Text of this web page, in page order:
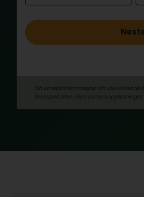
o
d
Din kontaktinformasjon blir utelukkende
forespørselen. Dine